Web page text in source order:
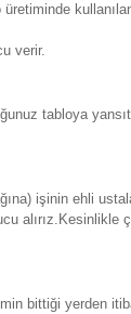
verir.
tabloya
işinin ehli
alırız.Kesinlikle
bittiği yerden